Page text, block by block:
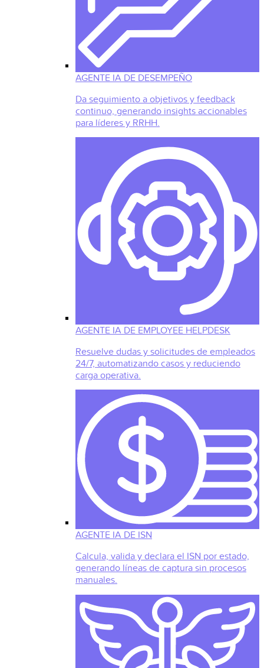
AGENTE IA DE DESEMPEÑO
Da seguimiento a objetivos y feedback
continuo, generando insights accionables
para líderes y RRHH.
AGENTE IA DE EMPLOYEE HELPDESK
Resuelve dudas y solicitudes de empleados
24/7, automatizando casos y reduciendo
carga operativa.
AGENTE IA DE ISN
Calcula, valida y declara el ISN por estado,
generando líneas de captura sin procesos
manuales.